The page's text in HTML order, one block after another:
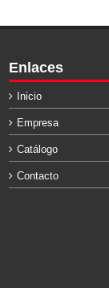
Enlaces
Inicio
Empresa
Catálogo
Contacto